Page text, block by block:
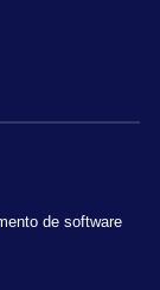
de software